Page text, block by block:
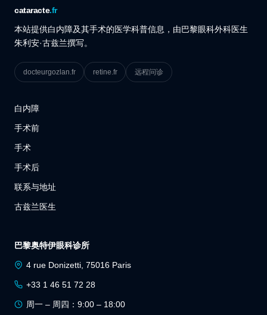
cataracte.fr
本站提供白内障及其手术的医学科普信息，由巴黎眼科外科医生
朱利安·古兹兰撰写。
docteurgozlan.fr retine.fr 远程问诊
白内障
手术前
手术
手术后
联系与地址
古兹兰医生
巴黎奥特伊眼科诊所
4 rue Donizetti, 75016 Paris
+33 1 46 51 72 28
周一 – 周四：9:00 – 18:00